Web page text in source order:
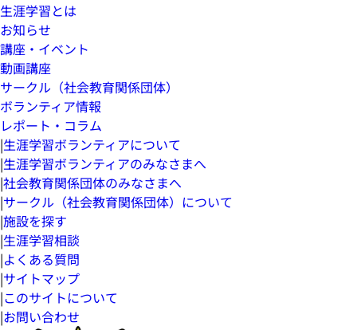
生涯学習とは
お知らせ
講座・イベント
動画講座
サークル（社会教育関係団体）
ボランティア情報
レポート・コラム
|生涯学習ボランティアについて
|生涯学習ボランティアのみなさまへ
|社会教育関係団体のみなさまへ
|サークル（社会教育関係団体）について
|施設を探す
|生涯学習相談
|よくある質問
|サイトマップ
|このサイトについて
|お問い合わせ